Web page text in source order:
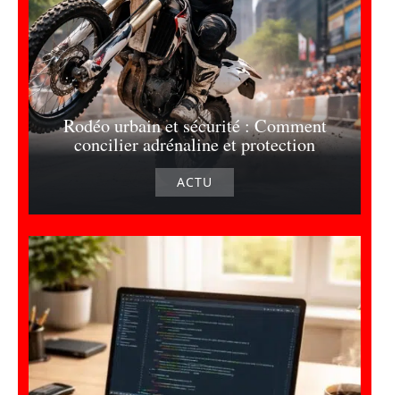
Rodéo urbain et sécurité : Comment
concilier adrénaline et protection
ACTU